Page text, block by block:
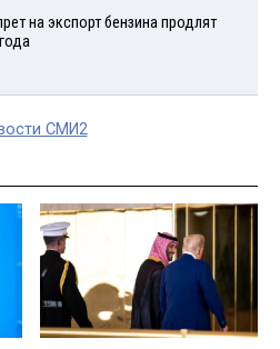
на экспорт бензина продлят
СМИ2